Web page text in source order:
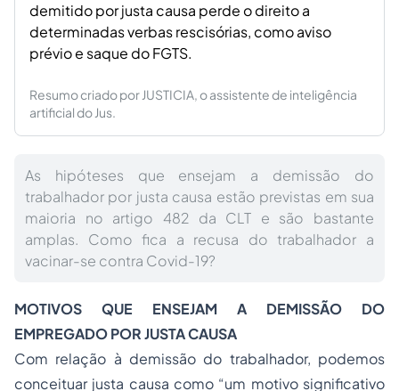
demitido por justa causa perde o direito a
determinadas verbas rescisórias, como aviso
prévio e saque do FGTS.
Resumo criado por JUSTICIA, o assistente de inteligência
artificial do Jus.
As hipóteses que ensejam a demissão do
trabalhador por justa causa estão previstas em sua
maioria no artigo 482 da CLT e são bastante
amplas. Como fica a recusa do trabalhador a
vacinar-se contra Covid-19?
MOTIVOS QUE ENSEJAM A DEMISSÃO DO
EMPREGADOPOR JUSTA CAUSA
Com relação à demissão do trabalhador, podemos
conceituar justa causa como “um motivo significativo